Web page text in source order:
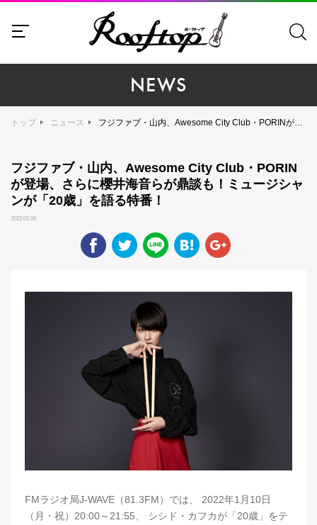
NEWS
トップ ニュース フジファブ・山内、Awesome City Club・PORINが登場、さらに櫻井海音らが鼎談も！ミュージシャンが「20歳」を語る特番！
フジファブ・山内、Awesome City Club・PORIN
が登場、さらに櫻井海音らが鼎談も！ミュージシャ
ンが「20歳」を語る特番！
2022.01.04
FMラジオ局J-WAVE（81.3FM）では、 2022年1月10日
（月・祝）20:00～21:55、 シシド・カフカが「20歳」をテ